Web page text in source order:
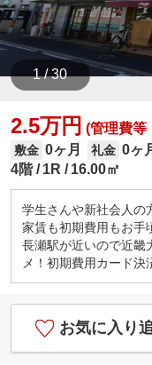
1 / 30
2.5万円 (管理費等
敷金 0ヶ月 礼金 0ヶ
4階
1R 16.00㎡
学生さんや新社会人の
家賃も初期費用もお手
長瀬駅が近いので近畿
メ！初期費用カード決
お気に入り